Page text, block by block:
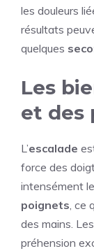
les douleurs
résultats
quelques
Les
et des
L’escalade
force des
intensément
poignets, ce
des mains.
préhension